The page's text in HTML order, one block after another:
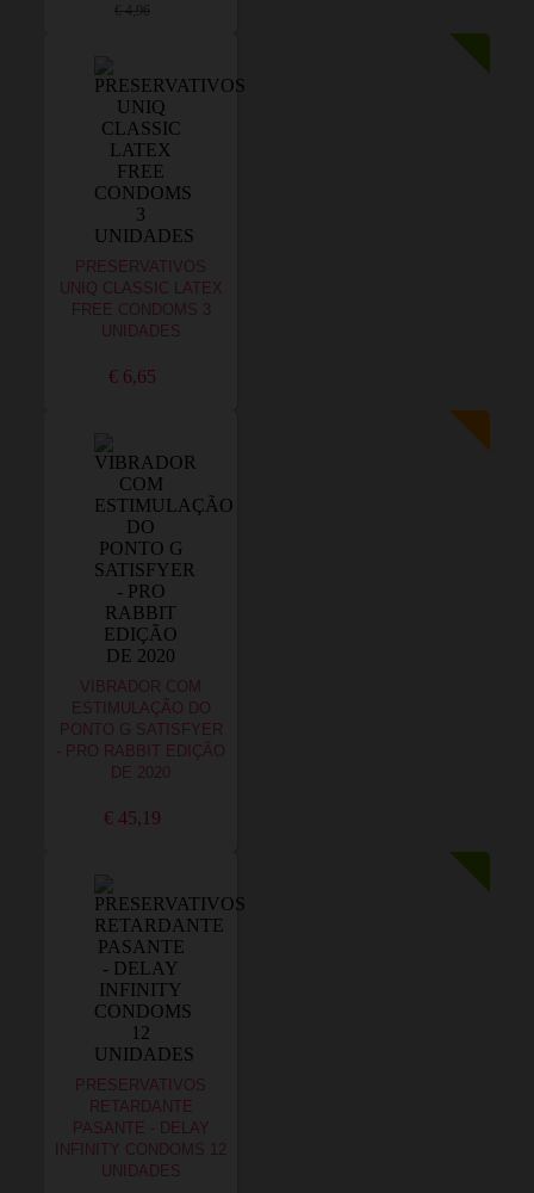
€ 4,96
PRESERVATIVOS
UNIQ CLASSIC LATEX
FREE CONDOMS 3
UNIDADES
€ 6,65
VIBRADOR COM
ESTIMULAÇÃO DO
PONTO G SATISFYER
- PRO RABBIT EDIÇÃO
DE 2020
€ 45,19
PRESERVATIVOS
RETARDANTE
PASANTE - DELAY
INFINITY CONDOMS 12
UNIDADES